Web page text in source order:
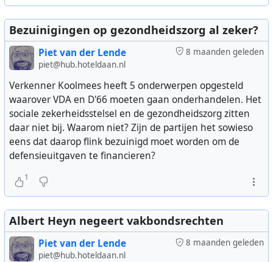
Bezuinigingen op gezondheidszorg al zeker?
8 maanden geleden
Piet van der Lende
piet@hub.hoteldaan.nl
Verkenner Koolmees heeft 5 onderwerpen opgesteld
waarover VDA en D'66 moeten gaan onderhandelen. Het
sociale zekerheidsstelsel en de gezondheidszorg zitten
daar niet bij. Waarom niet? Zijn de partijen het sowieso
eens dat daarop flink bezuinigd moet worden om de
defensieuitgaven te financieren?
1
Albert Heyn negeert vakbondsrechten
8 maanden geleden
Piet van der Lende
piet@hub.hoteldaan.nl